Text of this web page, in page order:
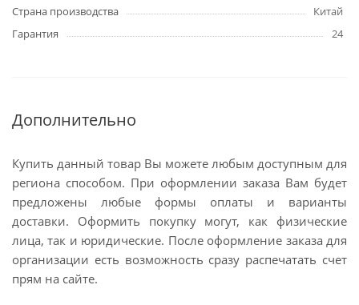
Страна производства
Китай
Гарантия
24
Дополнительно
Купить данный товар Вы можете любым доступным для
региона способом. При оформлении заказа Вам будет
предложены любые формы оплаты и варианты
доставки. Оформить покупку могут, как физические
лица, так и юридические. После оформление заказа для
организации есть возможность сразу распечатать счет
прям на сайте.